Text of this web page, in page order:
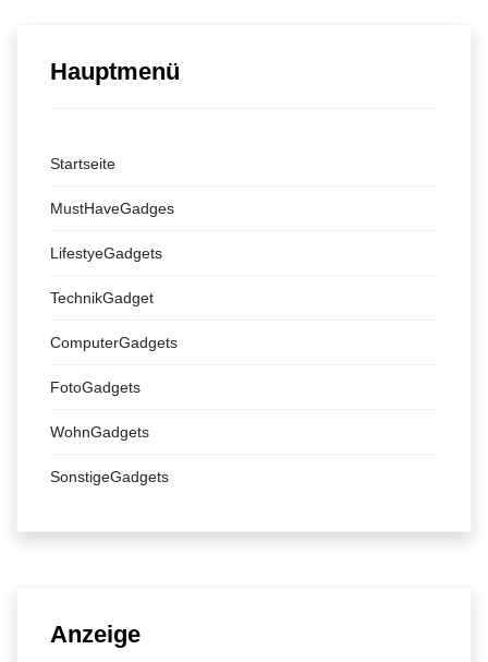
Hauptmenü
Startseite
MustHaveGadges
LifestyeGadgets
TechnikGadget
ComputerGadgets
FotoGadgets
WohnGadgets
SonstigeGadgets
Anzeige